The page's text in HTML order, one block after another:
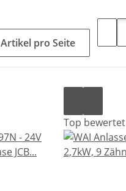
Artikel pro Seite
Top bewertet